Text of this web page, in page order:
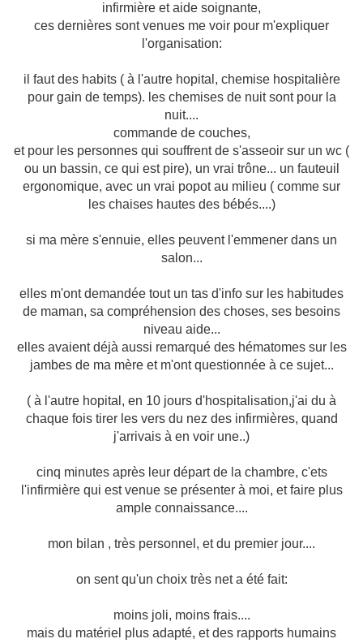
infirmière et aide soignante,
ces dernières sont venues me voir pour m'expliquer
l'organisation:
il faut des habits ( à l'autre hopital, chemise hospitalière
pour gain de temps). les chemises de nuit sont pour la
nuit....
commande de couches,
et pour les personnes qui souffrent de s'asseoir sur un wc (
ou un bassin, ce qui est pire), un vrai trône... un fauteuil
ergonomique, avec un vrai popot au milieu ( comme sur
les chaises hautes des bébés....)
si ma mère s'ennuie, elles peuvent l'emmener dans un
salon...
elles m'ont demandée tout un tas d'info sur les habitudes
de maman, sa compréhension des choses, ses besoins
niveau aide...
elles avaient déjà aussi remarqué des hématomes sur les
jambes de ma mère et m'ont questionnée à ce sujet...
( à l'autre hopital, en 10 jours d'hospitalisation,j'ai du à
chaque fois tirer les vers du nez des infirmières, quand
j'arrivais à en voir une..)
cinq minutes après leur départ de la chambre, c'ets
l'infirmière qui est venue se présenter à moi, et faire plus
ample connaissance....
mon bilan , très personnel, et du premier jour....
on sent qu'un choix très net a été fait:
moins joli, moins frais....
mais du matériel plus adapté, et des rapports humains